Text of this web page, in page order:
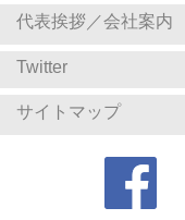
代表挨拶／会社案内
Twitter
サイトマップ